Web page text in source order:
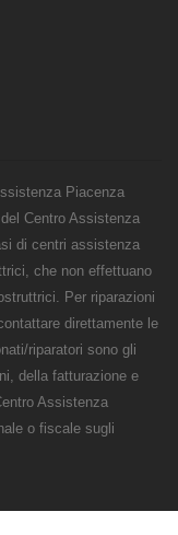
Piacenza
Centro Assistenza
di centri assistenza
che non effettuano
Per riparazioni
direttamente le
riparatori sono gli
della fatturazione e
Assistenza
o fiscale sugli